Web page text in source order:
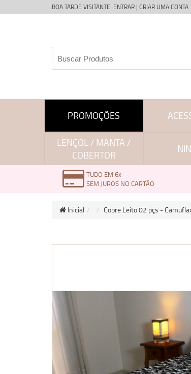
BOA TARDE VISITANTE! ENTRAR | CRIAR UMA CONTA
PROMOÇÕES
LENÇOL / MANTA /
COBERTOR
TUDO EM 6x
SEM JUROS NO CARTÃO
Inicial Cobre Leito 02 pçs -